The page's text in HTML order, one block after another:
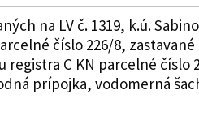
na LV č. 1319, k.ú.
číslo 226/8,
registra C KN parcelné
prípojka, vodomerná